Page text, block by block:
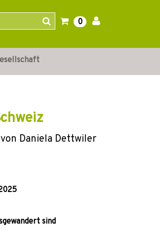
0
Daniela Dettwiler
sind